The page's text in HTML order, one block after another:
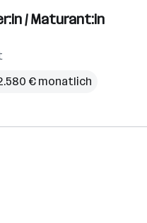
/ Maturant:in
€ monatlich